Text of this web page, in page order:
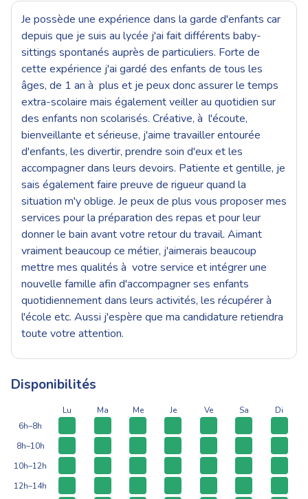
Je possède une expérience dans la garde d'enfants car
depuis que je suis au lycée j'ai fait différents baby-
sittings spontanés auprès de particuliers. Forte de
cette expérience j'ai gardé des enfants de tous les
âges, de 1 an à plus et je peux donc assurer le temps
extra-scolaire mais également veiller au quotidien sur
des enfants non scolarisés. Créative, à l'écoute,
bienveillante et sérieuse, j'aime travailler entourée
d'enfants, les divertir, prendre soin d'eux et les
accompagner dans leurs devoirs. Patiente et gentille, je
sais également faire preuve de rigueur quand la
situation m'y oblige. Je peux de plus vous proposer mes
services pour la préparation des repas et pour leur
donner le bain avant votre retour du travail. Aimant
vraiment beaucoup ce métier, j'aimerais beaucoup
mettre mes qualités à votre service et intégrer une
nouvelle famille afin d'accompagner ses enfants
quotidiennement dans leurs activités, les récupérer à
l'école etc. Aussi j'espère que ma candidature retiendra
toute votre attention.
Disponibilités
Lu Ma Me Je Ve Sa
Di
6h–8h
8h–10h
10h–12h
12h–14h